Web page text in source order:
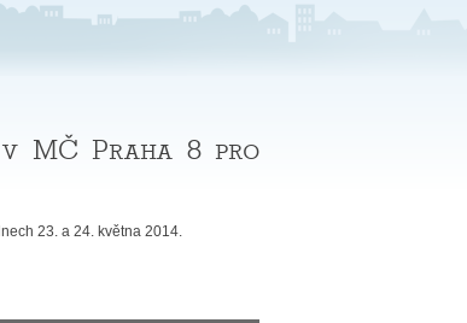
MČ Praha 8 pro
23. a 24. května 2014.